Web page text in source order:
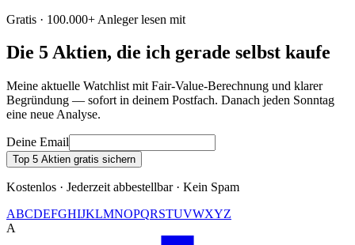
Gratis · 100.000+ Anleger lesen mit
Die 5 Aktien, die ich gerade selbst kaufe
Meine aktuelle Watchlist mit Fair-Value-Berechnung und klarer
Begründung — sofort in deinem Postfach. Danach jeden Sonntag
eine neue Analyse.
Deine Email
Top 5 Aktien gratis sichern
Kostenlos · Jederzeit abbestellbar · Kein Spam
ABCDEFGHIJKLMNOPQRSTUVWXYZ
A